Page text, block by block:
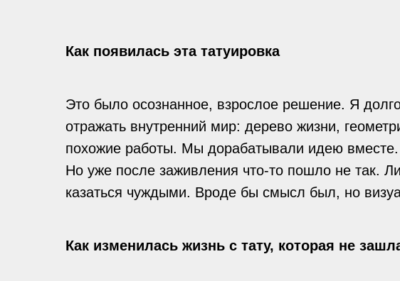
Как появилась эта татуировка
Это было осознанное, взрослое решение. Я
отражать внутренний мир: дерево жизни,
похожие работы. Мы дорабатывали идею вместе.
Но уже после заживления что-то пошло не так.
казаться чуждыми. Вроде бы смысл был, но
Как изменилась жизнь с тату, которая не